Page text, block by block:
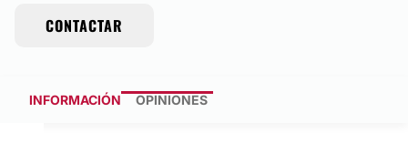
CONTACTAR
INFORMACIÓN OPINIONES